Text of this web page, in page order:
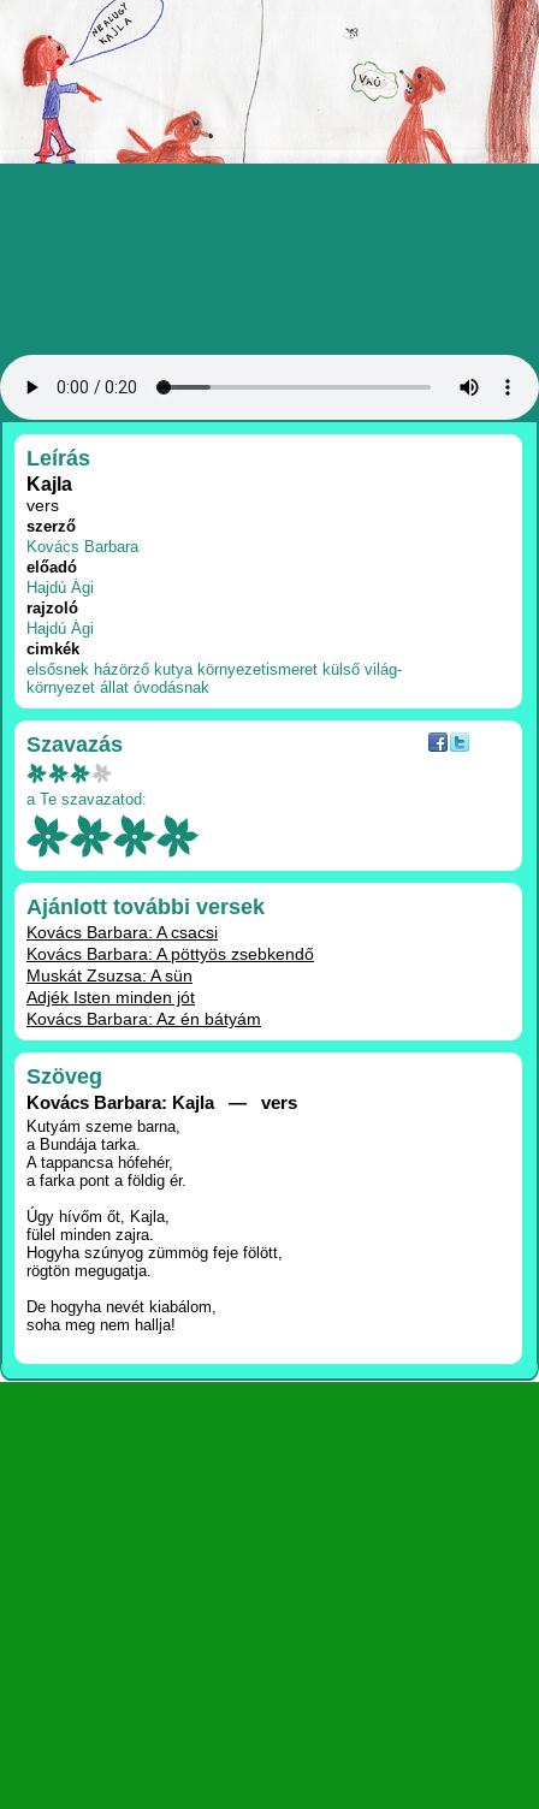
RÉSZLETEK
Leírás
Kajla
vers
szerző
Kovács Barbara
előadó
Hajdú Ági
rajzoló
Hajdú Ági
cimkék
elsősnek házörző kutya környezetismeret külső világ-
környezet állat óvodásnak
Szavazás
a Te szavazatod:
Ajánlott további versek
Kovács Barbara: A csacsi
Kovács Barbara: A pöttyös zsebkendő
Muskát Zsuzsa: A sün
Adjék Isten minden jót
Kovács Barbara: Az én bátyám
Szöveg
Kovács Barbara: Kajla — vers
Kutyám szeme barna,
a Bundája tarka.
A tappancsa hófehér,
a farka pont a földig ér.
Úgy hívőm őt, Kajla,
fülel minden zajra.
Hogyha szúnyog zümmög feje fölött,
rögtön megugatja.
De hogyha nevét kiabálom,
soha meg nem hallja!